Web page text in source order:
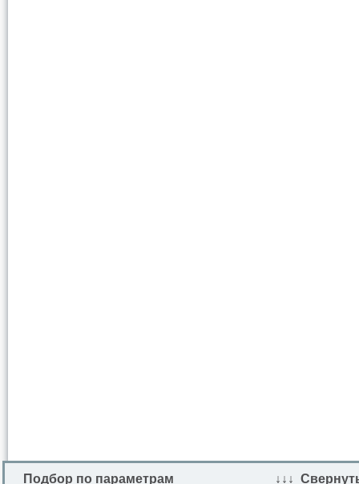
Подбор по параметрам ↓↓↓